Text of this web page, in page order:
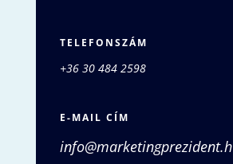
TELEFONSZÁM
+36 30 484 2598
E-MAIL CÍM
info@marketingprezident.h